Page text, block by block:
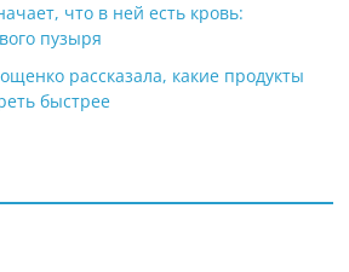
что в ней есть кровь:
пузыря
рассказала, какие продукты
быстрее